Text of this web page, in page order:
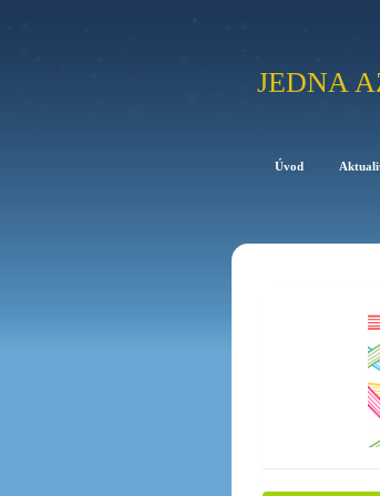
JEDNA
Úvod